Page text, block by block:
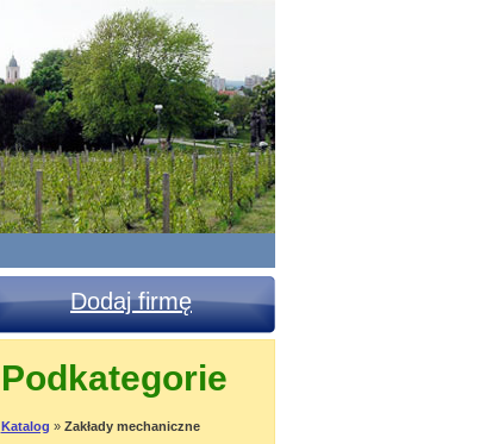
Dodaj firmę
Podkategorie
Katalog » Zakłady mechaniczne